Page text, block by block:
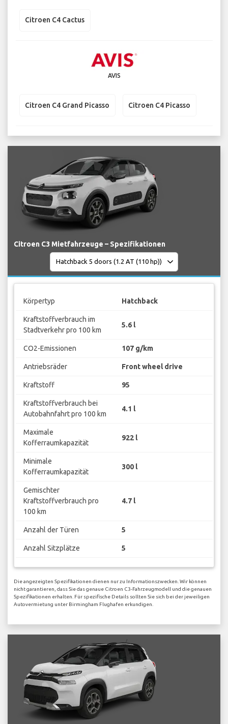
Citroen C4 Cactus
AVIS
Citroen C4 Grand Picasso Citroen C4 Picasso
Citroen C3 Mietfahrzeuge – Spezifikationen
Körpertyp Hatchback
Kraftstoffverbrauch im
Stadtverkehr pro 100 km
5.6 l
CO2-Emissionen 107 g/km
Antriebsräder Front wheel drive
Kraftstoff 95
Kraftstoffverbrauch bei
Autobahnfahrt pro 100 km
4.1 l
Maximale
Kofferraumkapazität
922 l
Minimale
Kofferraumkapazität
300 l
Gemischter
Kraftstoffverbrauch pro
100 km
4.7 l
Anzahl der Türen 5
Anzahl Sitzplätze 5
Die angezeigten Spezifikationen dienen nur zu Informationszwecken. Wir können
nicht garantieren, dass Sie das genaue Citroen C3-Fahrzeugmodell und die genauen
Spezifikationen erhalten. Für spezifische Details sollten Sie sich bei der jeweiligen
Autovermietung unter Birmingham Flughafen erkundigen.